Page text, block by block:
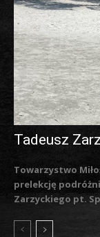
Tadeusz
Towarzystwo
prelekcję